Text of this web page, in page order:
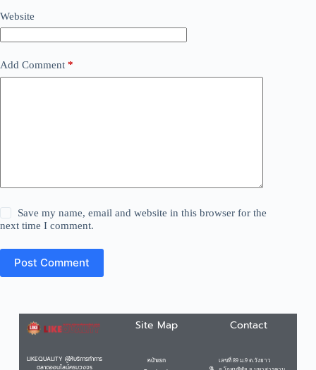
Website
Add Comment *
Save my name, email and website in this browser for the
next time I comment.
Post Comment
LIKEQUALITY ผู้ให้บริการทำการ
ตลาดออนไลน์ครบวงจร
Site Map
หน้าแรก
Contact
เลขที่ 89 ม.9 ต.วังยาว